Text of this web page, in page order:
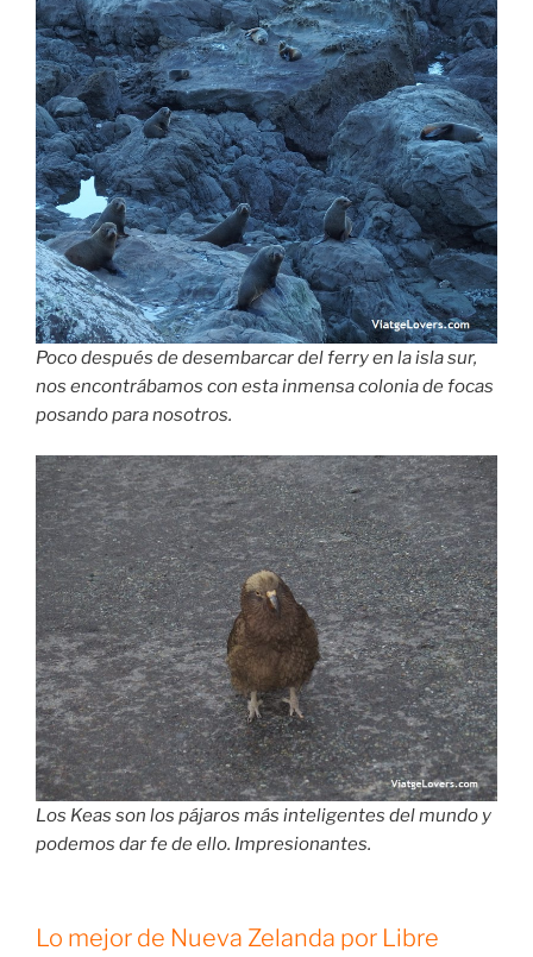
Poco después de desembarcar del ferry en la isla sur,
nos encontrábamos con esta inmensa colonia de focas
posando para nosotros.
Los Keas son los pájaros más inteligentes del mundo y
podemos dar fe de ello. Impresionantes.
Lo mejor de Nueva Zelanda por Libre